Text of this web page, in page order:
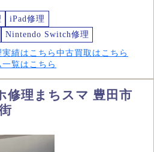
iPad修理
Nintendo Switch修理
実績はこちら 中古買取はこちら
一覧はこちら
修理まちスマ 豊田市